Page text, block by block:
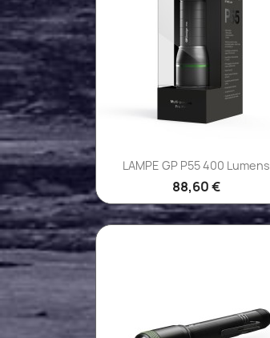
Aperçu rapide
LAMPE GP P55 400 Lumens
88,60 €